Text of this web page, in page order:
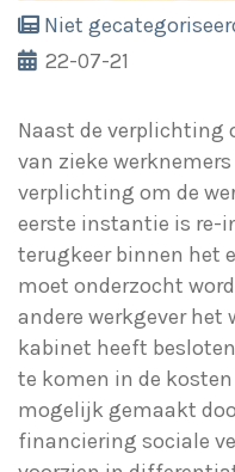
Niet
22-07-21
Naast de verplichting
van zieke
verplichting om de
eerste instantie is re-
terugkeer binnen het
moet onderzocht
andere werkgever het
kabinet heeft
te komen in de
mogelijk gemaakt
financiering sociale